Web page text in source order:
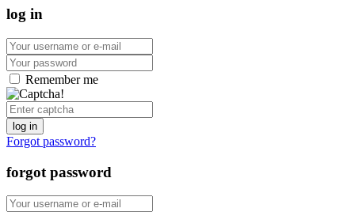
log in
Remember me
log in
Forgot password?
forgot password